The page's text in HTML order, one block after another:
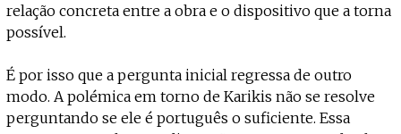
relação concreta entre a obra e o dispositivo que a torna
possível.
É por isso que a pergunta inicial regressa de outro
modo. A polémica em torno de Karikis não se resolve
perguntando se ele é português o suficiente. Essa